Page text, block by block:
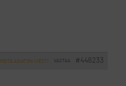
#446233
VASTAA
ASIATON VIESTI